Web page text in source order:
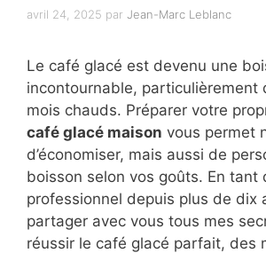
avril 24, 2025 par Jean-Marc Leblanc
Le café glacé est devenu une
incontournable, particulièrement
mois chauds. Préparer votre
café glacé maison vous permet
d’économiser, mais aussi de
boisson selon vos goûts. En tant
professionnel depuis plus de dix
partager avec vous tous mes
réussir le café glacé parfait, des